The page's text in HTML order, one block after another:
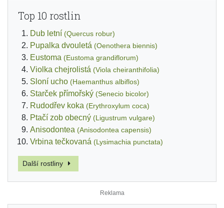
Top 10 rostlin
Dub letní (Quercus robur)
Pupalka dvouletá (Oenothera biennis)
Eustoma (Eustoma grandiflorum)
Violka chejrolistá (Viola cheiranthifolia)
Sloní ucho (Haemanthus albiflos)
Starček přímořský (Senecio bicolor)
Rudodřev koka (Erythroxylum coca)
Ptačí zob obecný (Ligustrum vulgare)
Anisodontea (Anisodontea capensis)
Vrbina tečkovaná (Lysimachia punctata)
Další rostliny